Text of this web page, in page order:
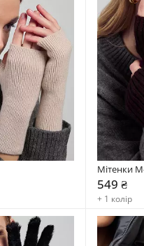
Мітенки
549 ₴
+ 1 колір